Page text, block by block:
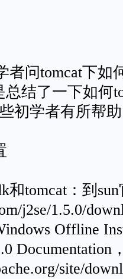
者问tomcat下如
总结了一下如何
初学者有所帮
和tomcat：到
j2se/1.5.0/
Offline
site/